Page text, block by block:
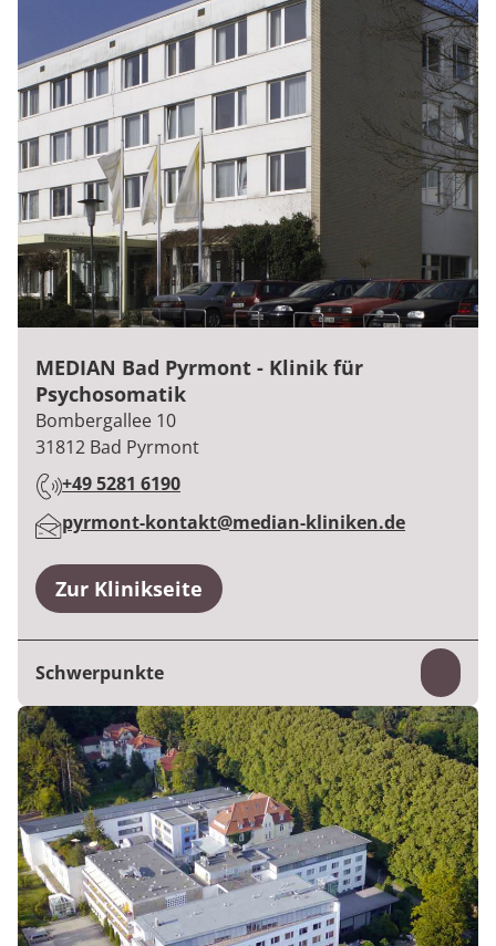
MEDIAN Bad Pyrmont - Klinik für
Psychosomatik
:Bombergallee 10
31812 Bad Pyrmont
: +49 5281 6190
: pyrmont-kontakt@median-kliniken.de
Zur Klinikseite
Schwerpunkte
Psychosomatik